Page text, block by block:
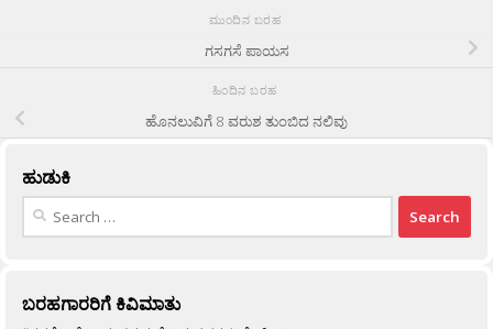
ಮುಂದಿನ ಬರಹ
ಗಸಗಸೆ ಪಾಯಸ
ಹಿಂದಿನ ಬರಹ
ಹೊನಲುವಿಗೆ 8 ವರುಶ ತುಂಬಿದ ನಲಿವು
ಹುಡುಕಿ
Search
ಬರಹಗಾರರಿಗೆ ಕಿವಿಮಾತು